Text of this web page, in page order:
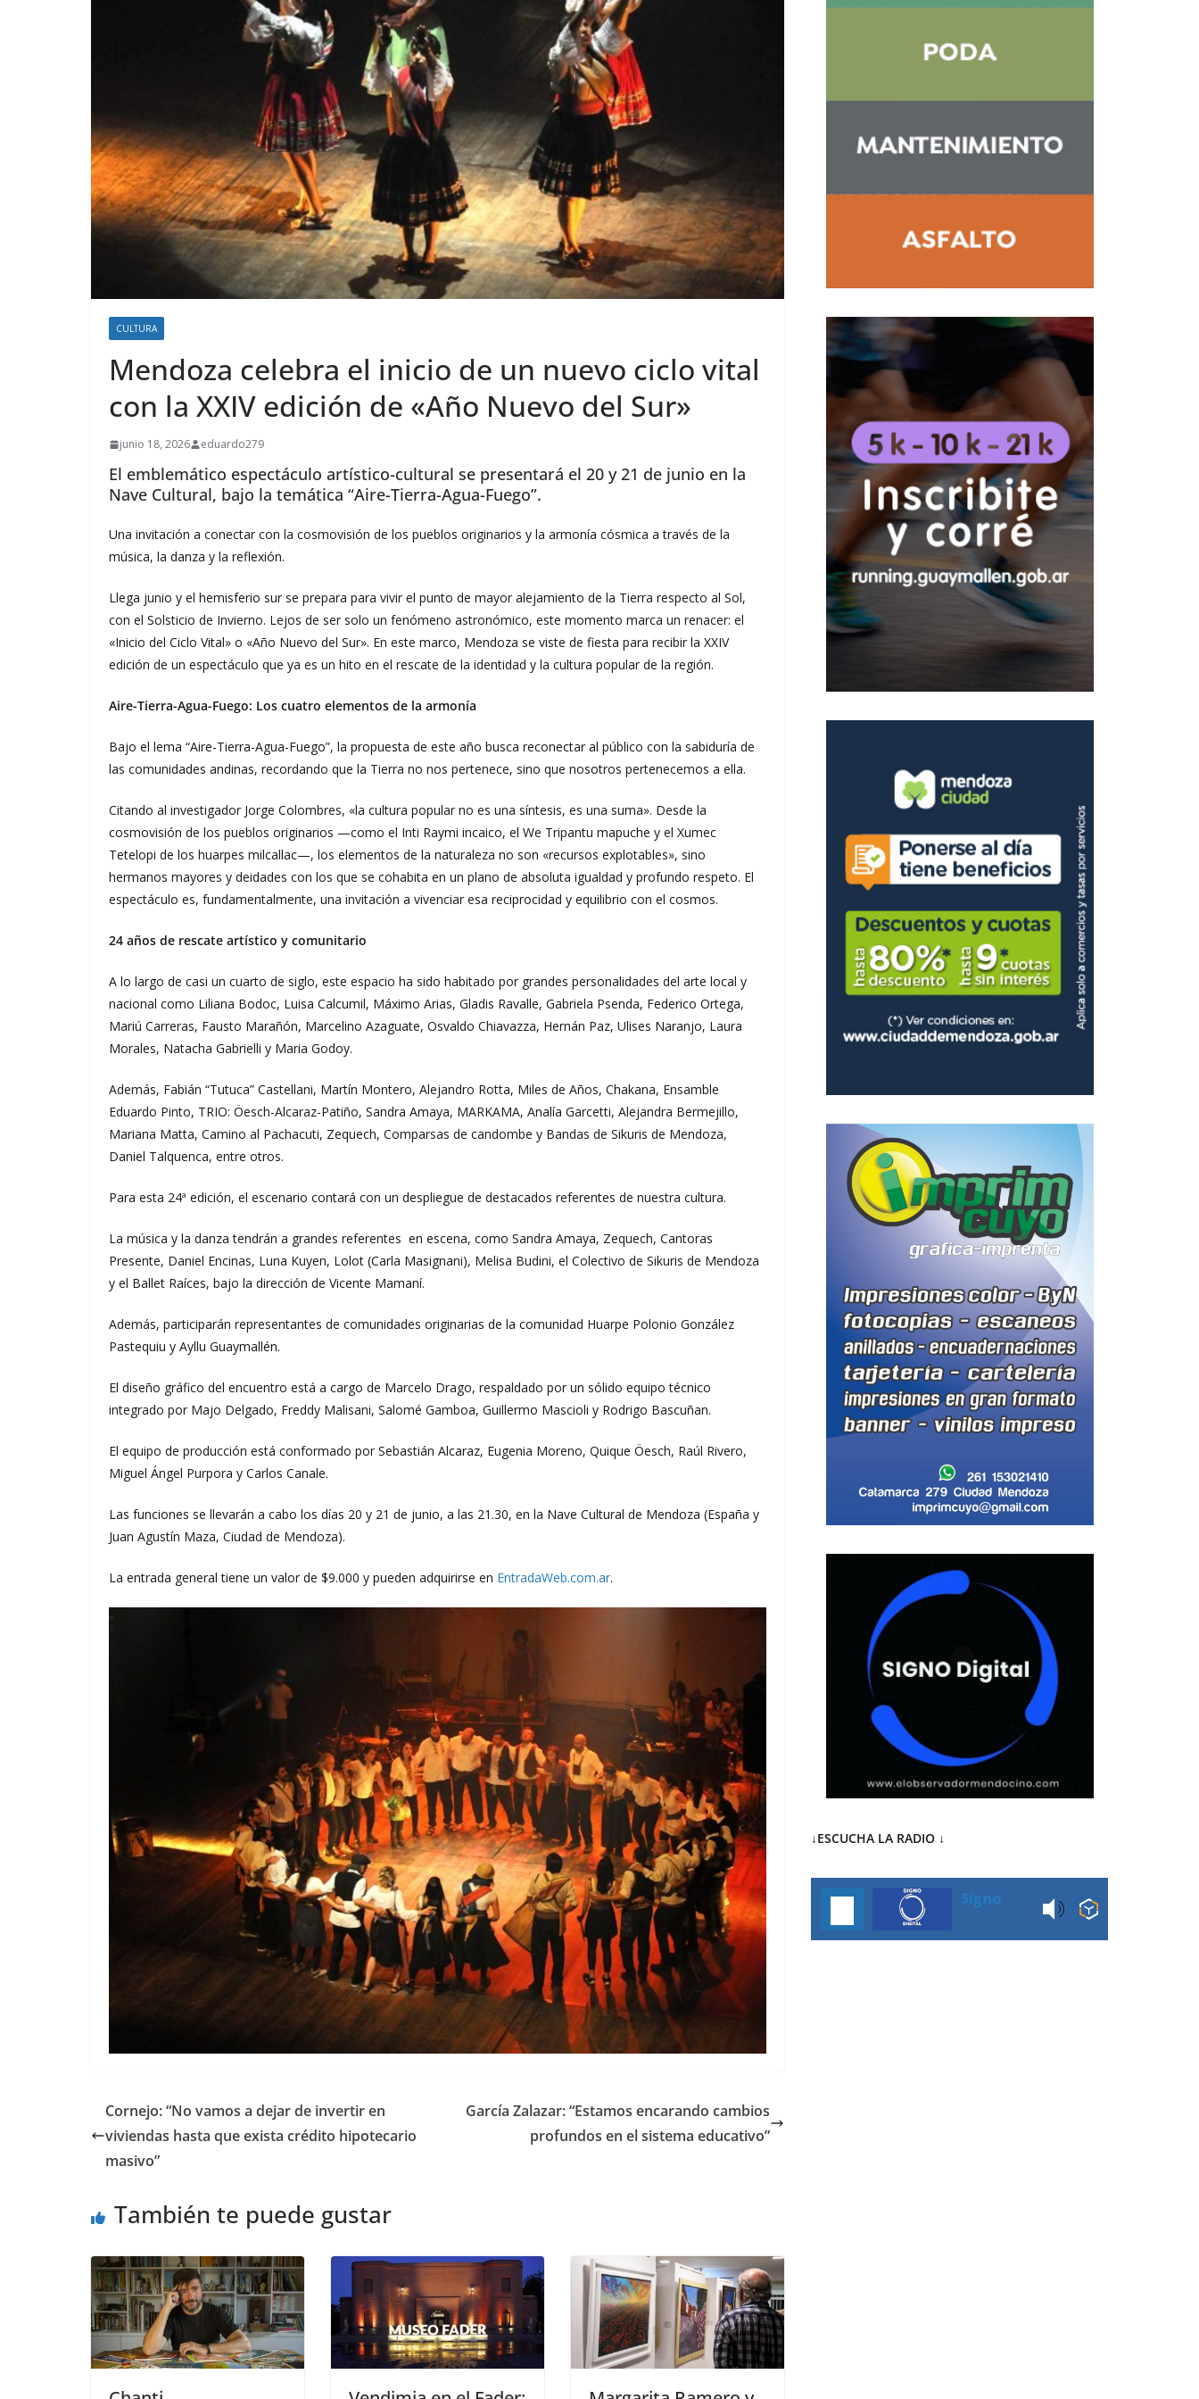
CULTURA
Mendoza celebra el inicio de un nuevo ciclo vital
con la XXIV edición de «Año Nuevo del Sur»
junio 18, 2026 eduardo279
El emblemático espectáculo artístico-cultural se presentará el 20 y 21 de junio en la
Nave Cultural, bajo la temática “Aire-Tierra-Agua-Fuego”.
Una invitación a conectar con la cosmovisión de los pueblos originarios y la armonía cósmica a través de la
música, la danza y la reflexión.
Llega junio y el hemisferio sur se prepara para vivir el punto de mayor alejamiento de la Tierra respecto al Sol,
con el Solsticio de Invierno. Lejos de ser solo un fenómeno astronómico, este momento marca un renacer: el
«Inicio del Ciclo Vital» o «Año Nuevo del Sur». En este marco, Mendoza se viste de fiesta para recibir la XXIV
edición de un espectáculo que ya es un hito en el rescate de la identidad y la cultura popular de la región.
Aire-Tierra-Agua-Fuego: Los cuatro elementos de la armonía
Bajo el lema “Aire-Tierra-Agua-Fuego”, la propuesta de este año busca reconectar al público con la sabiduría de
las comunidades andinas, recordando que la Tierra no nos pertenece, sino que nosotros pertenecemos a ella.
Citando al investigador Jorge Colombres, «la cultura popular no es una síntesis, es una suma». Desde la
cosmovisión de los pueblos originarios —como el Inti Raymi incaico, el We Tripantu mapuche y el Xumec
Tetelopi de los huarpes milcallac—, los elementos de la naturaleza no son «recursos explotables», sino
hermanos mayores y deidades con los que se cohabita en un plano de absoluta igualdad y profundo respeto. El
espectáculo es, fundamentalmente, una invitación a vivenciar esa reciprocidad y equilibrio con el cosmos.
24 años de rescate artístico y comunitario
A lo largo de casi un cuarto de siglo, este espacio ha sido habitado por grandes personalidades del arte local y
nacional como Liliana Bodoc, Luisa Calcumil, Máximo Arias, Gladis Ravalle, Gabriela Psenda, Federico Ortega,
Mariú Carreras, Fausto Marañón, Marcelino Azaguate, Osvaldo Chiavazza, Hernán Paz, Ulises Naranjo, Laura
Morales, Natacha Gabrielli y Maria Godoy.
Además, Fabián “Tutuca” Castellani, Martín Montero, Alejandro Rotta, Miles de Años, Chakana, Ensamble
Eduardo Pinto, TRIO: Öesch-Alcaraz-Patiño, Sandra Amaya, MARKAMA, Analía Garcetti, Alejandra Bermejillo,
Mariana Matta, Camino al Pachacuti, Zequech, Comparsas de candombe y Bandas de Sikuris de Mendoza,
Daniel Talquenca, entre otros.
Para esta 24ª edición, el escenario contará con un despliegue de destacados referentes de nuestra cultura.
La música y la danza tendrán a grandes referentes en escena, como Sandra Amaya, Zequech, Cantoras
Presente, Daniel Encinas, Luna Kuyen, Lolot (Carla Masignani), Melisa Budini, el Colectivo de Sikuris de Mendoza
y el Ballet Raíces, bajo la dirección de Vicente Mamaní.
Además, participarán representantes de comunidades originarias de la comunidad Huarpe Polonio González
Pastequiu y Ayllu Guaymallén.
El diseño gráfico del encuentro está a cargo de Marcelo Drago, respaldado por un sólido equipo técnico
integrado por Majo Delgado, Freddy Malisani, Salomé Gamboa, Guillermo Mascioli y Rodrigo Bascuñan.
El equipo de producción está conformado por Sebastián Alcaraz, Eugenia Moreno, Quique Öesch, Raúl Rivero,
Miguel Ángel Purpora y Carlos Canale.
Las funciones se llevarán a cabo los días 20 y 21 de junio, a las 21.30, en la Nave Cultural de Mendoza (España y
Juan Agustín Maza, Ciudad de Mendoza).
La entrada general tiene un valor de $9.000 y pueden adquirirse en EntradaWeb.com.ar.
Cornejo: “No vamos a dejar de invertir en
viviendas hasta que exista crédito hipotecario
masivo”
García Zalazar: “Estamos encarando cambios
profundos en el sistema educativo”
También te puede gustar
↓ESCUCHA LA RADIO ↓
Signo